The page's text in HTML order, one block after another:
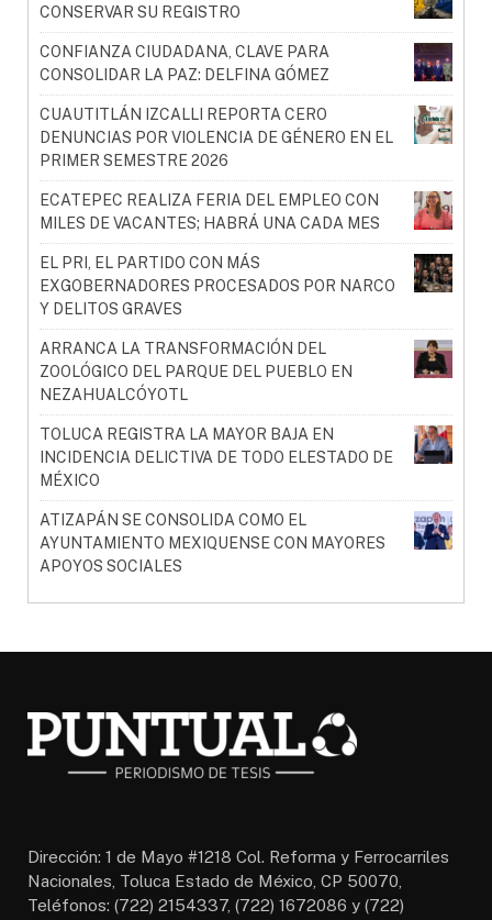
CONSERVAR SU REGISTRO
CONFIANZA CIUDADANA, CLAVE PARA
CONSOLIDAR LA PAZ: DELFINA GÓMEZ
CUAUTITLÁN IZCALLI REPORTA CERO
DENUNCIAS POR VIOLENCIA DE GÉNERO EN EL
PRIMER SEMESTRE 2026
ECATEPEC REALIZA FERIA DEL EMPLEO CON
MILES DE VACANTES; HABRÁ UNA CADA MES
EL PRI, EL PARTIDO CON MÁS
EXGOBERNADORES PROCESADOS POR NARCO
Y DELITOS GRAVES
ARRANCA LA TRANSFORMACIÓN DEL
ZOOLÓGICO DEL PARQUE DEL PUEBLO EN
NEZAHUALCÓYOTL
TOLUCA REGISTRA LA MAYOR BAJA EN
INCIDENCIA DELICTIVA DE TODO ELESTADO DE
MÉXICO
ATIZAPÁN SE CONSOLIDA COMO EL
AYUNTAMIENTO MEXIQUENSE CON MAYORES
APOYOS SOCIALES
Dirección: 1 de Mayo #1218 Col. Reforma y Ferrocarriles
Nacionales, Toluca Estado de México, CP 50070,
Teléfonos: (722) 2154337, (722) 1672086 y (722)